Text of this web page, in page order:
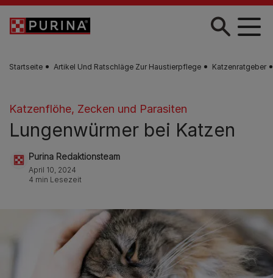
Zum Hauptinhalt springen
Startseite Artikel Und Ratschläge Zur Haustierpflege Katzenratgeber
Katzenflöhe, Zecken und Parasiten
Lungenwürmer bei Katzen
Purina Redaktionsteam
April 10, 2024
4 min Lesezeit